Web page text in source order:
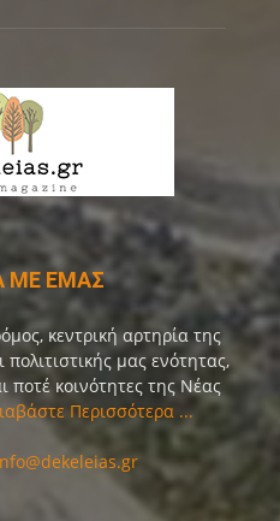
ΜΕ ΕΜΑΣ
κεντρική αρτηρία της
πολιτιστικής μας ενότητας,
ποτέ κοινότητες της Νέας
Περισσότερα ...